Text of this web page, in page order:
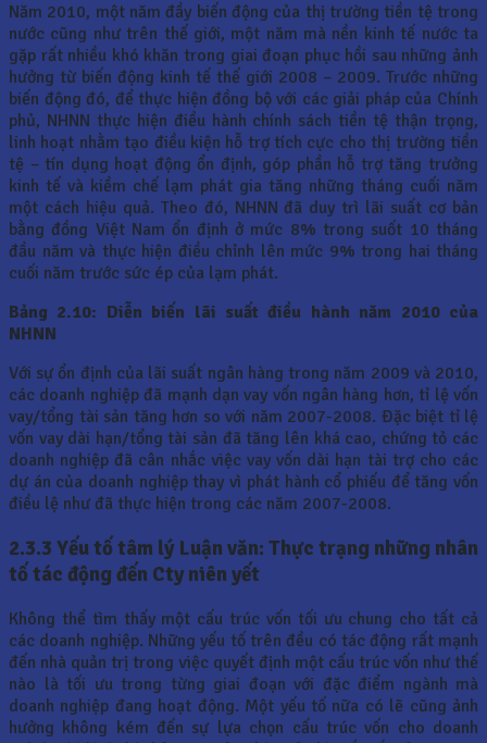
Năm 2010, một năm đầy biến động của thị trường tiền tệ trong
nước cũng như trên thế giới, một năm mà nền kinh tế nước ta
gặp rất nhiều khó khăn trong giai đoạn phục hồi sau những ảnh
hưởng từ biến động kinh tế thế giới 2008 – 2009. Trước những
biến động đó, để thực hiện đồng bộ với các giải pháp của Chính
phủ, NHNN thực hiện điều hành chính sách tiền tệ thận trọng,
linh hoạt nhằm tạo điều kiện hỗ trợ tích cực cho thị trường tiền
tệ – tín dụng hoạt động ổn định, góp phần hỗ trợ tăng trưởng
kinh tế và kiềm chế lạm phát gia tăng những tháng cuối năm
một cách hiệu quả. Theo đó, NHNN đã duy trì lãi suất cơ bản
bằng đồng Việt Nam ổn định ở mức 8% trong suốt 10 tháng
đầu năm và thực hiện điều chỉnh lên mức 9% trong hai tháng
cuối năm trước sức ép của lạm phát.
Bảng 2.10: Diễn biến lãi suất điều hành năm 2010 của
NHNN
Với sự ổn định của lãi suất ngân hàng trong năm 2009 và 2010,
các doanh nghiệp đã mạnh dạn vay vốn ngân hàng hơn, tỉ lệ vốn
vay/tổng tài sản tăng hơn so với năm 2007-2008. Đặc biệt tỉ lệ
vốn vay dài hạn/tổng tài sản đã tăng lên khá cao, chứng tỏ các
doanh nghiệp đã cân nhắc việc vay vốn dài hạn tài trợ cho các
dự án của doanh nghiệp thay vì phát hành cổ phiếu để tăng vốn
điều lệ như đã thực hiện trong các năm 2007-2008.
2.3.3 Yếu tố tâm lý Luận văn: Thực trạng những nhân
tố tác động đến Cty niên yết
Không thể tìm thấy một cấu trúc vốn tối ưu chung cho tất cả
các doanh nghiệp. Những yếu tố trên đều có tác động rất mạnh
đến nhà quản trị trong việc quyết định một cấu trúc vốn như thế
nào là tối ưu trong từng giai đoạn với đặc điểm ngành mà
doanh nghiệp đang hoạt động. Một yếu tố nữa có lẽ cũng ảnh
hưởng không kém đến sự lựa chọn cấu trúc vốn cho doanh